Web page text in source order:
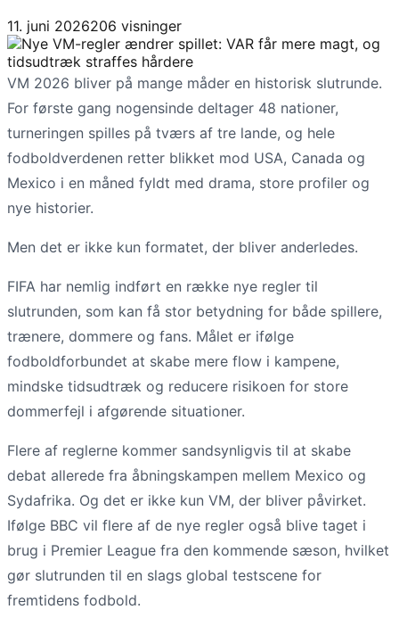
11. juni 2026206 visninger
VM 2026 bliver på mange måder en historisk slutrunde.
For første gang nogensinde deltager 48 nationer,
turneringen spilles på tværs af tre lande, og hele
fodboldverdenen retter blikket mod USA, Canada og
Mexico i en måned fyldt med drama, store profiler og
nye historier.
Men det er ikke kun formatet, der bliver anderledes.
FIFA har nemlig indført en række nye regler til
slutrunden, som kan få stor betydning for både spillere,
trænere, dommere og fans. Målet er ifølge
fodboldforbundet at skabe mere flow i kampene,
mindske tidsudtræk og reducere risikoen for store
dommerfejl i afgørende situationer.
Flere af reglerne kommer sandsynligvis til at skabe
debat allerede fra åbningskampen mellem Mexico og
Sydafrika. Og det er ikke kun VM, der bliver påvirket.
Ifølge BBC vil flere af de nye regler også blive taget i
brug i Premier League fra den kommende sæson, hvilket
gør slutrunden til en slags global testscene for
fremtidens fodbold.